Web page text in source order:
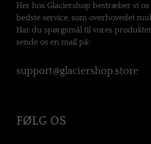
Her hos Glaciershop bestræber vi os
bedste service, som overhovedet
Har du spørgsmål til vores
sende os en mail på:
support@glaciershop.store
FØLG OS